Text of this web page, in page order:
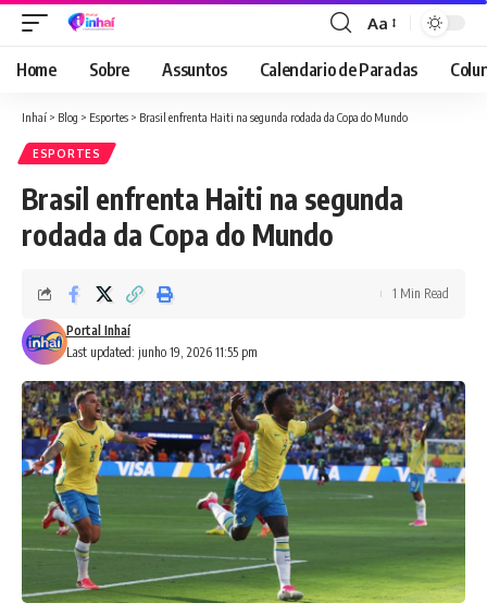
Font
Resizer
Aa
Home Sobre Assuntos Calendario de Paradas
Inhaí > Blog > Esportes > Brasil enfrenta Haiti na segunda rodada da Copa do Mundo
ESPORTES
Brasil enfrenta Haiti na segunda
rodada da Copa do Mundo
Last updated: junho 19, 2026 11:55 pm
Portal Inhaí
1 Min Read